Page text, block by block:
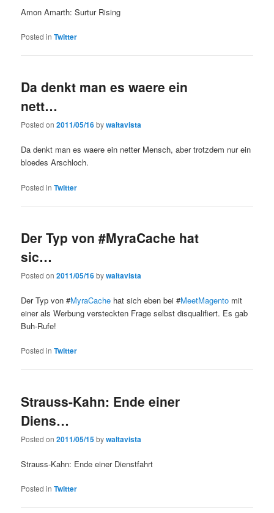
Amon Amarth: Surtur Rising
Posted in Twitter
Da denkt man es waere ein
nett…
Posted on2011/05/16bywaltavista
Da denkt man es waere ein netter Mensch, aber trotzdem nur ein
bloedes Arschloch.
Posted in Twitter
Der Typ von #MyraCache hat
sic…
Posted on2011/05/16bywaltavista
Der Typ von #MyraCache hat sich eben bei #MeetMagento mit
einer als Werbung versteckten Frage selbst disqualifiert. Es gab
Buh-Rufe!
Posted in Twitter
Strauss-Kahn: Ende einer
Diens…
Posted on2011/05/15bywaltavista
Strauss-Kahn: Ende einer Dienstfahrt
Posted in Twitter